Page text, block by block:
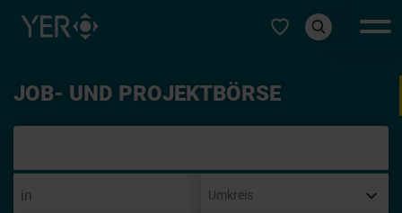
Typ auswählen
JOB- UND PROJEKTBÖRSE